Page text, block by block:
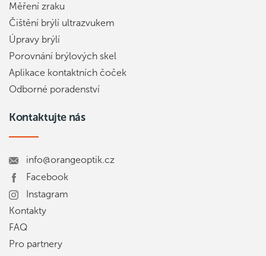
Měření zraku
Čištění brýlí ultrazvukem
Úpravy brýlí
Porovnání brýlových skel
Aplikace kontaktních čoček
Odborné poradenství
Kontaktujte nás
info@orangeoptik.cz
Facebook
Instagram
Kontakty
FAQ
Pro partnery